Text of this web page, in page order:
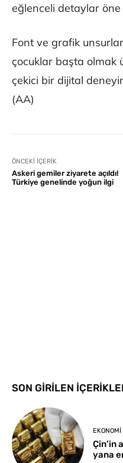
eğlenceli detaylar öne
Font ve grafik
çocuklar başta olmak
çekici bir dijital
(AA)
ÖNCEKI İÇERIK
Askeri gemiler ziyarete açıldı!
Türkiye genelinde yoğun ilgi
SON GİRİLEN
EKONOMI
Çin’in
yana